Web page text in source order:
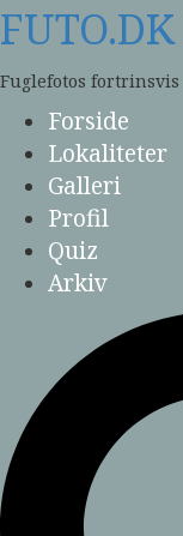
Skip
to
content
FUTO.DK
Fuglefotos fortrinsvis
Forside
Lokaliteter
Galleri
Profil
Quiz
Arkiv